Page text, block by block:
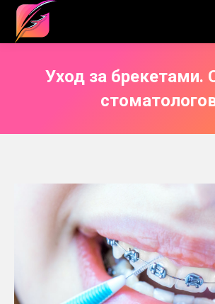
Уход за брекетами.